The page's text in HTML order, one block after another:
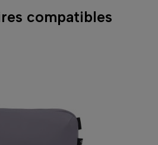
compatibles